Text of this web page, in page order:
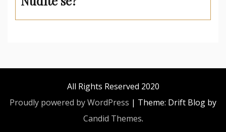
All Rights Reserved 2020
Proudly powered by WordPress | Theme: Drift Blog by
Candid Themes.